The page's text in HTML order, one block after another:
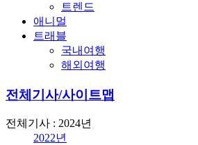
트렌드
애니멀
트래블
국내여행
해외여행
전체기사/사이트맵
전체기사 : 2024년
2022년